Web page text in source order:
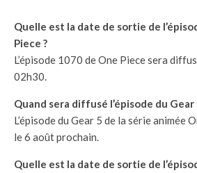
Quelle est la date de sortie de
Piece ?
L’épisode 1070 de One Piece sera
02h30.
Quand sera diffusé l’épisode du Gear
L’épisode du Gear 5 de la série animée
le 6 août prochain.
Quelle est la date de sortie de